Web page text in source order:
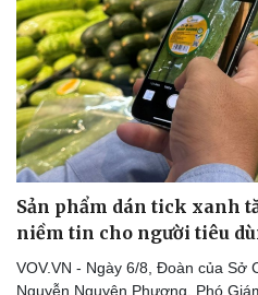
Sản phẩm dán tick xanh
niềm tin cho người tiêu
VOV.VN - Ngày 6/8, Đoàn của Sở
Nguyễn Nguyên Phương, Phó